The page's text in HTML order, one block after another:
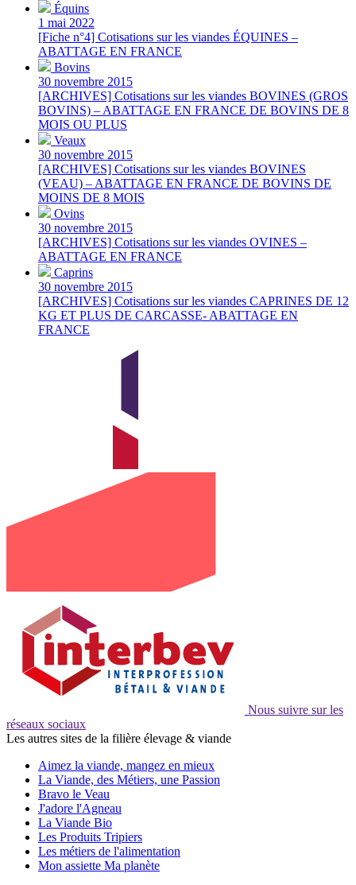
Équins
1 mai 2022
[Fiche n°4] Cotisations sur les viandes ÉQUINES –
ABATTAGE EN FRANCE
Bovins
30 novembre 2015
[ARCHIVES] Cotisations sur les viandes BOVINES (GROS
BOVINS) – ABATTAGE EN FRANCE DE BOVINS DE 8
MOIS OU PLUS
Veaux
30 novembre 2015
[ARCHIVES] Cotisations sur les viandes BOVINES
(VEAU) – ABATTAGE EN FRANCE DE BOVINS DE
MOINS DE 8 MOIS
Ovins
30 novembre 2015
[ARCHIVES] Cotisations sur les viandes OVINES –
ABATTAGE EN FRANCE
Caprins
30 novembre 2015
[ARCHIVES] Cotisations sur les viandes CAPRINES DE 12
KG ET PLUS DE CARCASSE- ABATTAGE EN
FRANCE
Nous suivre sur les
réseaux sociaux
Les autres sites de la filière élevage & viande
Aimez la viande, mangez en mieux
La Viande, des Métiers, une Passion
Bravo le Veau
J'adore l'Agneau
La Viande Bio
Les Produits Tripiers
Les métiers de l'alimentation
Mon assiette Ma planète